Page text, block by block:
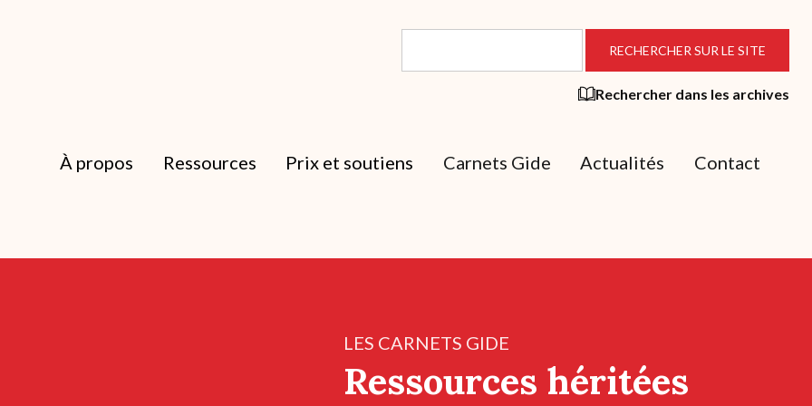
Rechercher dans les archives
À propos Ressources Prix et soutiens Carnets Gide Actualités Contact
LES CARNETS GIDE
Ressources héritées